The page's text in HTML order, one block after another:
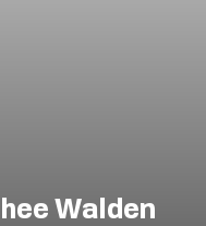
Walden